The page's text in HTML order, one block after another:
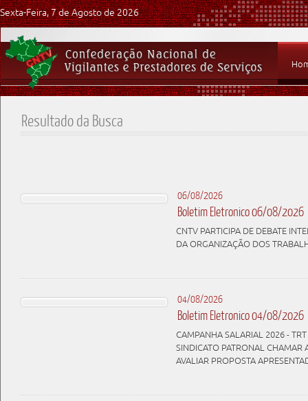
Sexta-Feira, 7 de Agosto de 2026
Resultado da Busca
06/08/2026
Boletim Eletronico 06/08/2026
CNTV PARTICIPA DE DEBATE
DA ORGANIZAÇÃO DOS
04/08/2026
Boletim Eletronico 04/08/2026
CAMPANHA SALARIAL 2026 -
SINDICATO PATRONAL CHAMAR
AVALIAR PROPOSTA